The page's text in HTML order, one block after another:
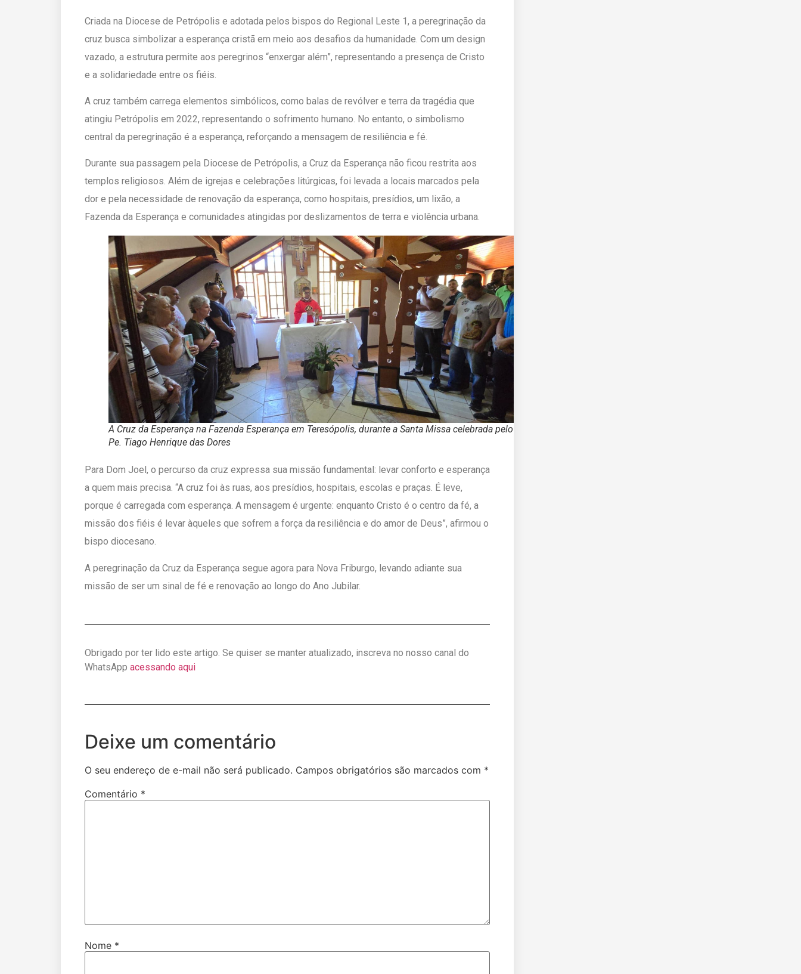
Criada na Diocese de Petrópolis e adotada pelos bispos do Regional Leste 1, a peregrinação da
cruz busca simbolizar a esperança cristã em meio aos desafios da humanidade. Com um design
vazado, a estrutura permite aos peregrinos “enxergar além”, representando a presença de Cristo
e a solidariedade entre os fiéis.
A cruz também carrega elementos simbólicos, como balas de revólver e terra da tragédia que
atingiu Petrópolis em 2022, representando o sofrimento humano. No entanto, o simbolismo
central da peregrinação é a esperança, reforçando a mensagem de resiliência e fé.
Durante sua passagem pela Diocese de Petrópolis, a Cruz da Esperança não ficou restrita aos
templos religiosos. Além de igrejas e celebrações litúrgicas, foi levada a locais marcados pela
dor e pela necessidade de renovação da esperança, como hospitais, presídios, um lixão, a
Fazenda da Esperança e comunidades atingidas por deslizamentos de terra e violência urbana.
A Cruz da Esperança na Fazenda Esperança em Teresópolis, durante a Santa Missa celebrada pelo
Pe. Tiago Henrique das Dores
Para Dom Joel, o percurso da cruz expressa sua missão fundamental: levar conforto e esperança
a quem mais precisa. “A cruz foi às ruas, aos presídios, hospitais, escolas e praças. É leve,
porque é carregada com esperança. A mensagem é urgente: enquanto Cristo é o centro da fé, a
missão dos fiéis é levar àqueles que sofrem a força da resiliência e do amor de Deus”, afirmou o
bispo diocesano.
A peregrinação da Cruz da Esperança segue agora para Nova Friburgo, levando adiante sua
missão de ser um sinal de fé e renovação ao longo do Ano Jubilar.
Obrigado por ter lido este artigo. Se quiser se manter atualizado, inscreva no nosso canal do
WhatsApp acessando aqui
Deixe um comentário
O seu endereço de e-mail não será publicado. Campos obrigatórios são marcados com *
Comentário *
Nome *